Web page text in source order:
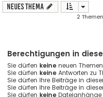
Neues Thema
2
Berechtigungen in
Sie dürfen keine neuen
Sie dürfen keine Antworten zu
Sie dürfen Ihre Beiträge in
Sie dürfen Ihre Beiträge in
Sie dürfen keine Dateianhänge